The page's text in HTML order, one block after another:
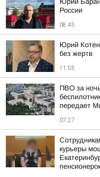
России
08:45
Юрий
без жертв
11:55
ПВО за
передает
07:27
курьеры